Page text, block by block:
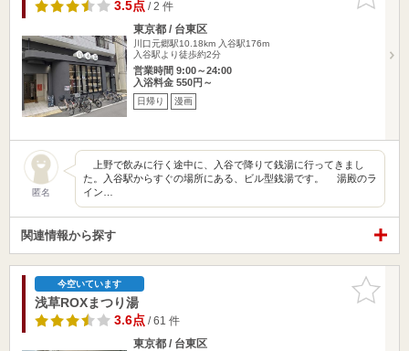
3.5点/ 2 件
東京都 / 台東区
川口元郷駅10.18km 入谷駅176m
入谷駅より徒歩約2分
営業時間 9:00～24:00
入浴料金 550円～
日帰り 漫画
匿名
上野で飲みに行く途中に、入谷で降りて銭湯に行ってきまし
た。入谷駅からすぐの場所にある、ビル型銭湯です。 湯殿のラ
イン…
関連情報から探す
お気に入
りに追加
今空いています
浅草ROXまつり湯
3.6点/ 61 件
東京都 / 台東区